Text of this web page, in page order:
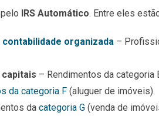
IRS Automático. Entre eles
contabilidade organizada –
– Rendimentos da categoria
da categoria F (aluguer de imóveis).
da categoria G (venda de